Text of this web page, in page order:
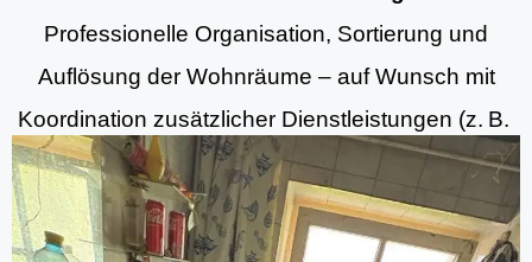
Professionelle Organisation, Sortierung und
Auflösung der Wohnräume – auf Wunsch mit
Koordination zusätzlicher Dienstleistungen (z. B.
Aufräumung, Entrümpelungsdiensten und
Grundreinigung).